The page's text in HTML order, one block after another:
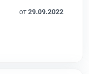
от29.09.2022